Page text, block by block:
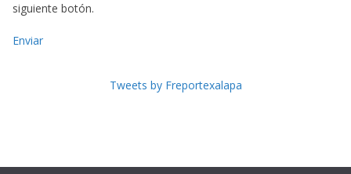
siguiente botón.
Enviar
Tweets by Freportexalapa